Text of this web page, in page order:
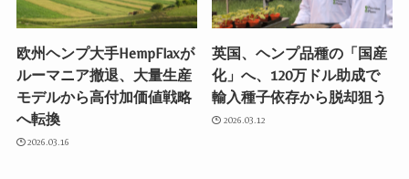
欧州ヘンプ大手HempFlaxが
ルーマニア撤退、大量生産
モデルから高付加価値戦略
へ転換
2026.03.16
英国、ヘンプ品種の「国産
化」へ、120万ドル助成で
輸入種子依存から脱却狙う
2026.03.12